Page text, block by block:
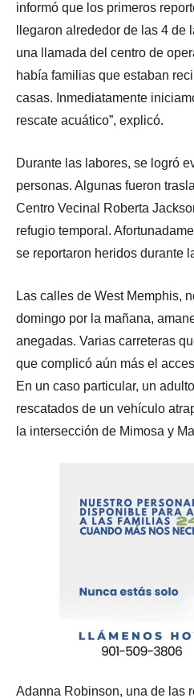
informó que los primeros
llegaron alrededor de las 4 de
una llamada del centro de
había familias que estaban
casas. Inmediatamente
rescate acuático”, explicó.
Durante las labores, se logró
personas. Algunas fueron
Centro Vecinal Roberta
refugio temporal.
se reportaron heridos durante
Las calles de West Memphis,
domingo por la mañana,
anegadas. Varias carreteras
que complicó aún más el
En un caso particular, un
rescatados de un vehículo
la intersección de Mimosa y
Adanna Robinson, una de las